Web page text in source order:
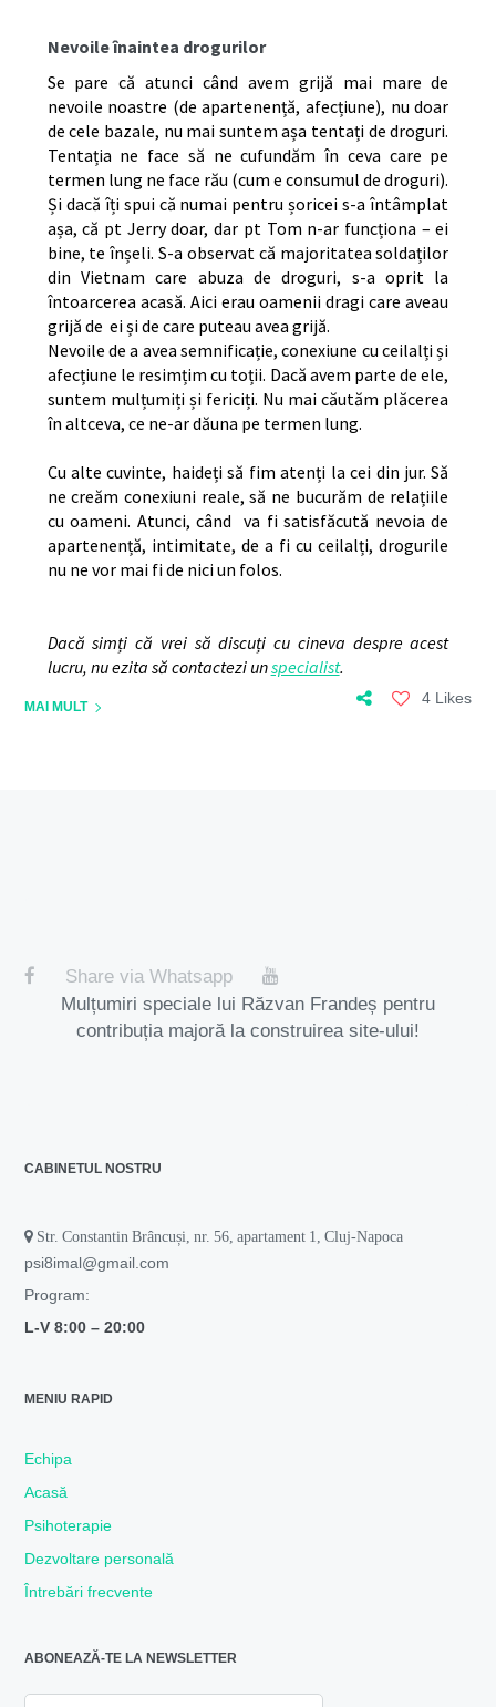
Nevoile înaintea drogurilor
Se pare că atunci când avem grijă mai mare de
nevoile noastre (de apartenență, afecțiune), nu doar
de cele bazale, nu mai suntem așa tentați de droguri.
Tentația ne face să ne cufundăm în ceva care pe
termen lung ne face rău (cum e consumul de droguri).
Și dacă îți spui că numai pentru șoricei s-a întâmplat
așa, că pt Jerry doar, dar pt Tom n-ar funcționa – ei
bine, te înșeli. S-a observat că majoritatea soldaților
din Vietnam care abuza de droguri, s-a oprit la
întoarcerea acasă. Aici erau oamenii dragi care aveau
grijă de ei și de care puteau avea grijă.
Nevoile de a avea semnificație, conexiune cu ceilalți și
afecțiune le resimțim cu toții. Dacă avem parte de ele,
suntem mulțumiți și fericiți. Nu mai căutăm plăcerea
în altceva, ce ne-ar dăuna pe termen lung.
Cu alte cuvinte, haideți să fim atenți la cei din jur. Să
ne creăm conexiuni reale, să ne bucurăm de relațiile
cu oameni. Atunci, când va fi satisfăcută nevoia de
apartenență, intimitate, de a fi cu ceilalți, drogurile
nu ne vor mai fi de nici un folos.
Dacă simți că vrei să discuți cu cineva despre acest
lucru, nu ezita să contactezi unspecialist.
MAI MULT 4 Likes
Share via Whatsapp
Mulțumiri speciale lui Răzvan Frandeș pentru
contribuția majoră la construirea site-ului!
CABINETUL NOSTRU
Str. Constantin Brâncuși, nr. 56, apartament 1, Cluj-Napoca
psi8imal@gmail.com
Program:
L-V 8:00 – 20:00
MENIU RAPID
Echipa
Acasă
Psihoterapie
Dezvoltare personală
Întrebări frecvente
ABONEAZĂ-TE LA NEWSLETTER